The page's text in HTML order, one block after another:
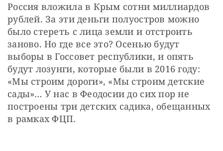
Россия вложила в Крым сотни миллиардов
рублей. За эти деньги полуостров можно
было стереть с лица земли и отстроить
заново. Но где все это? Осенью будут
выборы в Госсовет республики, и опять
будут лозунги, которые были в 2016 году:
«Мы строим дороги», «Мы строим детские
сады»… У нас в Феодосии до сих пор не
построены три детских садика, обещанных
в рамках ФЦП.